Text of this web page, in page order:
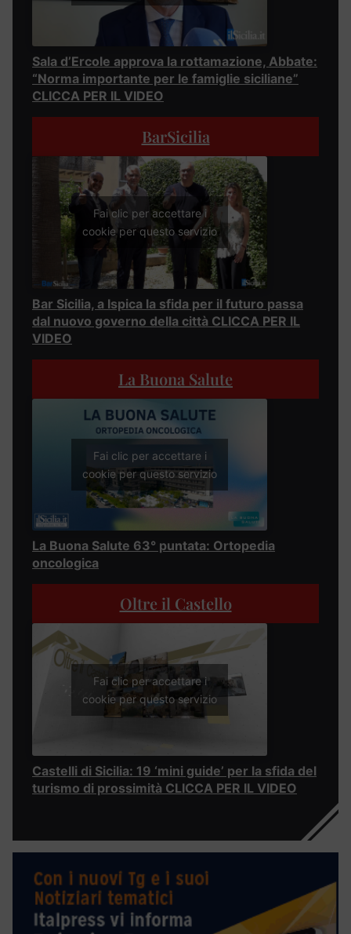
Sala d’Ercole approva la rottamazione, Abbate:
“Norma importante per le famiglie siciliane”
CLICCA PER IL VIDEO
BarSicilia
Fai clic per accettare i
cookie per questo servizio
Bar Sicilia, a Ispica la sfida per il futuro passa
dal nuovo governo della città CLICCA PER IL
VIDEO
La Buona Salute
Fai clic per accettare i
cookie per questo servizio
La Buona Salute 63° puntata: Ortopedia
oncologica
Oltre il Castello
Fai clic per accettare i
cookie per questo servizio
Castelli di Sicilia: 19 ‘mini guide’ per la sfida del
turismo di prossimità CLICCA PER IL VIDEO